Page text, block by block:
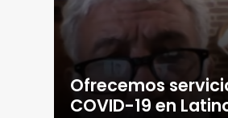
Ofrecemos
COVID-19 en